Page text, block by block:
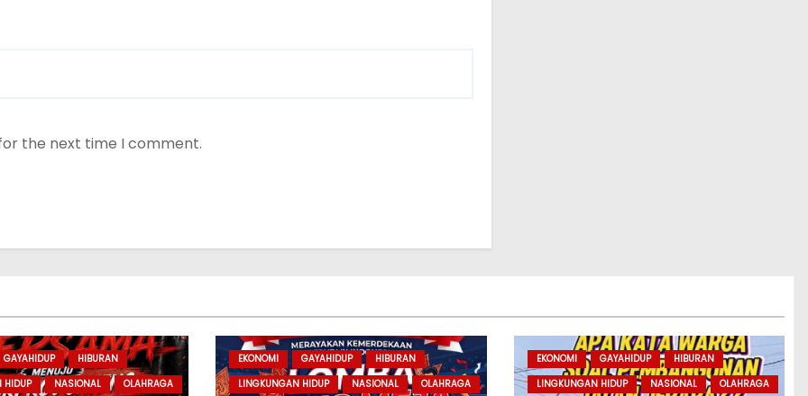
the next time I comment.
GAYAHIDUP
HIBURAN
HIDUP
NASIONAL OLAHRAGA
EKONOMI GAYAHIDUP
HIBURAN
LINGKUNGAN HIDUP
NASIONAL OLAHRAGA
EKONOMI GAYAHIDUP
HIBURAN
LINGKUNGAN HIDUP
NASIONAL OLAHRAGA